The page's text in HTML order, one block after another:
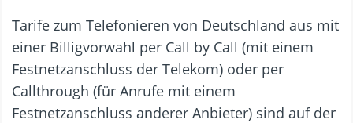
Tarife zum Telefonieren von Deutschland aus mit
einer Billigvorwahl per Call by Call (mit einem
Festnetzanschluss der Telekom) oder per
Callthrough (für Anrufe mit einem
Festnetzanschluss anderer Anbieter) sind auf der